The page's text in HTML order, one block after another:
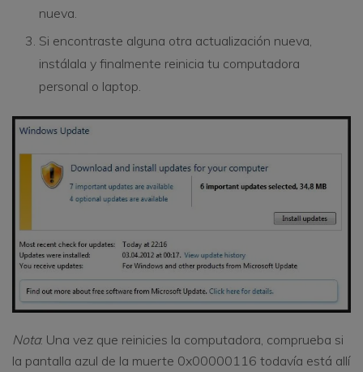
nueva.
Si encontraste alguna otra actualización nueva,
instálala y finalmente reinicia tu computadora
personal o laptop.
Nota: Una vez que reinicies la computadora, comprueba si
la pantalla azul de la muerte 0x00000116 todavía está allí